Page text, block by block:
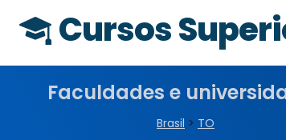
Cursos
Faculdades e
Brasil > TO